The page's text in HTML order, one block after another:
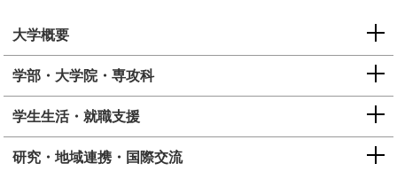
大学概要
学部・大学院・専攻科
学生生活・就職支援
研究・地域連携・国際交流